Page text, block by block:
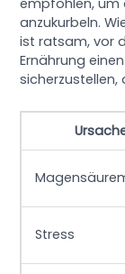
empfohlen, um
anzukurbeln.
ist ratsam, vor
Ernährung
Stress